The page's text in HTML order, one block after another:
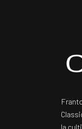
la